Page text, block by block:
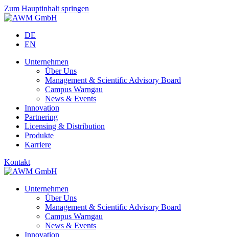
Zum Hauptinhalt springen
DE
EN
Unternehmen
Über Uns
Management & Scientific Advisory Board
Campus Warngau
News & Events
Innovation
Partnering
Licensing & Distribution
Produkte
Karriere
Kontakt
Unternehmen
Über Uns
Management & Scientific Advisory Board
Campus Warngau
News & Events
Innovation